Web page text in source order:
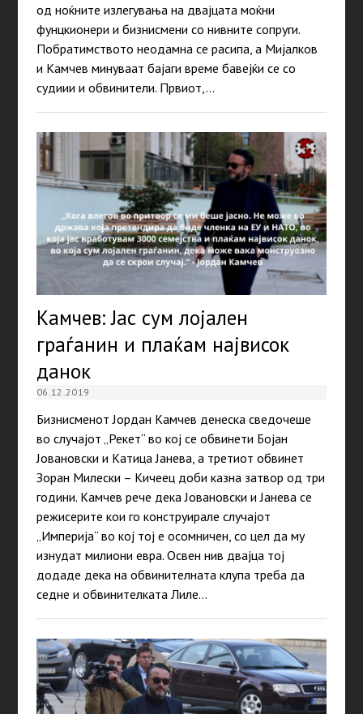
од ноќните излегувања на двајцата моќни
фунцкионери и бизнисмени со нивните сопруги.
Побратимството неодамна се расипа, а Мијалков
и Камчев минуваат бајаги време бавејќи се со
судиии и обвинители. Првиот,…
Камчев: Јас сум лојален
граѓанин и плаќам највисок
данок
06.12.2019
Бизнисменот Јордан Камчев денеска сведочеше
во случајот „Рекет“ во кој се обвинети Бојан
Јовановски и Катица Јанева, а третиот обвинет
Зоран Милески – Кичеец доби казна затвор од три
години. Камчев рече дека Јовановски и Јанева се
режисерите кои го конструирале случајот
„Империја“ во кој тој е осомничен, со цел да му
изнудат милиони евра. Освен нив двајца тој
додаде дека на обвинителната клупа треба да
седне и обвинителката Лиле…